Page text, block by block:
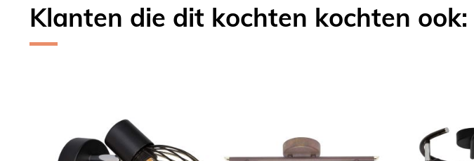
Klanten die dit kochten kochten ook: